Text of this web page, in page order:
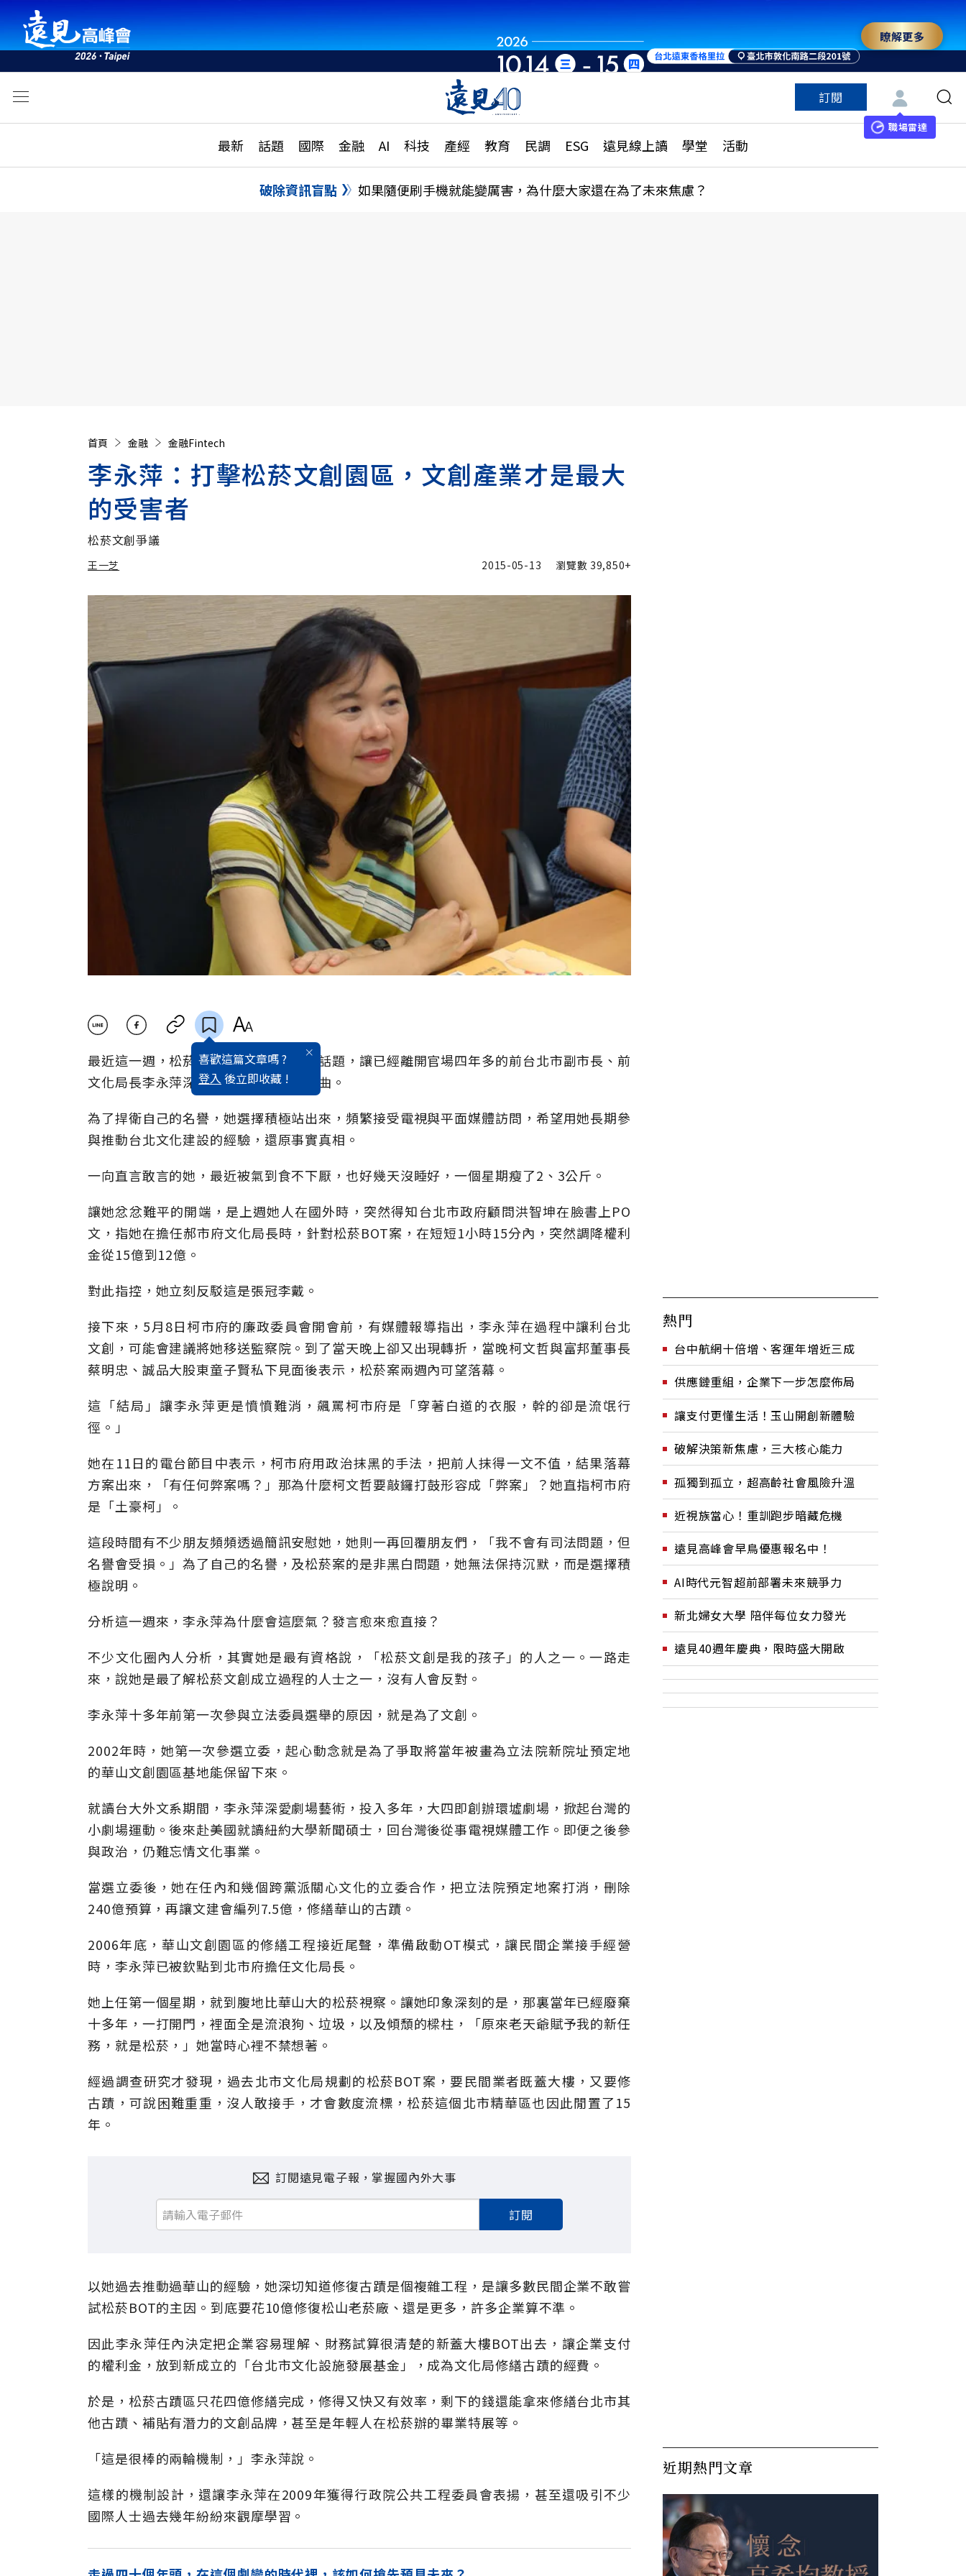
瞭解更多
訂閱
職場雷達
最新 話題 國際 金融 AI 科技 產經 教育 民調 ESG 遠見線上讀 學堂 活動
活動
話題
國際
特輯
大學升學、職涯攻略
縣市施政調查全解析
更多訂閱方案
特色頻道
破除資訊盲點 如果隨便刷手機就能變厲害，為什麼大家還在為了未來焦慮？
首頁 金融 金融Fintech
李永萍：打擊松菸文創園區，文創產業才是最大
的受害者
松菸文創爭議
王一芝
王一芝 加入追蹤
2015-05-13 瀏覽數 39,850+
喜歡這篇文章嗎 ?
登入 後立即收藏 !
最近這一週，松菸文創園區的合約爭議話題，讓已經離開官場四年多的前台北市副市長、前
文化局長李永萍深感是非黑白被嚴重扭曲。
為了捍衛自己的名譽，她選擇積極站出來，頻繁接受電視與平面媒體訪問，希望用她長期參
與推動台北文化建設的經驗，還原事實真相。
一向直言敢言的她，最近被氣到食不下厭，也好幾天沒睡好，一個星期瘦了2、3公斤。
讓她忿忿難平的開端，是上週她人在國外時，突然得知台北市政府顧問洪智坤在臉書上PO
文，指她在擔任郝市府文化局長時，針對松菸BOT案，在短短1小時15分內，突然調降權利
金從15億到12億。
對此指控，她立刻反駁這是張冠李戴。
接下來，5月8日柯市府的廉政委員會開會前，有媒體報導指出，李永萍在過程中讓利台北
文創，可能會建議將她移送監察院。到了當天晚上卻又出現轉折，當晚柯文哲與富邦董事長
蔡明忠、誠品大股東童子賢私下見面後表示，松菸案兩週內可望落幕。
這「結局」讓李永萍更是憤憤難消，飆罵柯市府是「穿著白道的衣服，幹的卻是流氓行
徑。」
她在11日的電台節目中表示，柯市府用政治抹黑的手法，把前人抹得一文不值，結果落幕
方案出來，「有任何弊案嗎？」那為什麼柯文哲要敲鑼打鼓形容成「弊案」？她直指柯市府
是「土豪柯」。
這段時間有不少朋友頻頻透過簡訊安慰她，她則一再回覆朋友們，「我不會有司法問題，但
名譽會受損。」為了自己的名譽，及松菸案的是非黑白問題，她無法保持沉默，而是選擇積
極說明。
分析這一週來，李永萍為什麼會這麼氣？發言愈來愈直接？
不少文化圈內人分析，其實她是最有資格說，「松菸文創是我的孩子」的人之一。一路走
來，說她是最了解松菸文創成立過程的人士之一，沒有人會反對。
李永萍十多年前第一次參與立法委員選舉的原因，就是為了文創。
2002年時，她第一次參選立委，起心動念就是為了爭取將當年被畫為立法院新院址預定地
的華山文創園區基地能保留下來。
就讀台大外文系期間，李永萍深愛劇場藝術，投入多年，大四即創辦環墟劇場，掀起台灣的
小劇場運動。後來赴美國就讀紐約大學新聞碩士，回台灣後從事電視媒體工作。即便之後參
與政治，仍難忘情文化事業。
當選立委後，她在任內和幾個跨黨派關心文化的立委合作，把立法院預定地案打消，刪除
240億預算，再讓文建會編列7.5億，修繕華山的古蹟。
2006年底，華山文創園區的修繕工程接近尾聲，準備啟動OT模式，讓民間企業接手經營
時，李永萍已被欽點到北市府擔任文化局長。
她上任第一個星期，就到腹地比華山大的松菸視察。讓她印象深刻的是，那裏當年已經廢棄
十多年，一打開門，裡面全是流浪狗、垃圾，以及傾頹的樑柱，「原來老天爺賦予我的新任
務，就是松菸，」她當時心裡不禁想著。
經過調查研究才發現，過去北市文化局規劃的松菸BOT案，要民間業者既蓋大樓，又要修
古蹟，可說困難重重，沒人敢接手，才會數度流標，松菸這個北市精華區也因此閒置了15
年。
訂閱遠見電子報，掌握國內外大事
訂閱
以她過去推動過華山的經驗，她深切知道修復古蹟是個複雜工程，是讓多數民間企業不敢嘗
試松菸BOT的主因。到底要花10億修復松山老菸廠、還是更多，許多企業算不準。
因此李永萍任內決定把企業容易理解、財務試算很清楚的新蓋大樓BOT出去，讓企業支付
的權利金，放到新成立的「台北市文化設施發展基金」，成為文化局修繕古蹟的經費。
於是，松菸古蹟區只花四億修繕完成，修得又快又有效率，剩下的錢還能拿來修繕台北市其
他古蹟、補貼有潛力的文創品牌，甚至是年輕人在松菸辦的畢業特展等。
「這是很棒的兩輪機制，」李永萍說。
這樣的機制設計，還讓李永萍在2009年獲得行政院公共工程委員會表揚，甚至還吸引不少
國際人士過去幾年紛紛來觀摩學習。
熱門
台中航網十倍增、客運年增近三成
供應鏈重組，企業下一步怎麼佈局
讓支付更懂生活！玉山開創新體驗
破解決策新焦慮，三大核心能力
孤獨到孤立，超高齡社會風險升溫
近視族當心！重訓跑步暗藏危機
遠見高峰會早鳥優惠報名中！
AI時代元智超前部署未來競爭力
新北婦女大學 陪伴每位女力發光
遠見40週年慶典，限時盛大開啟
近期熱門文章